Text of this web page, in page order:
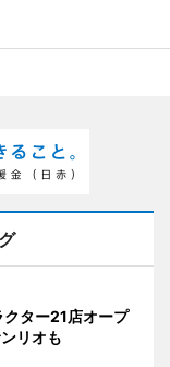
クター21店オープ
リオも